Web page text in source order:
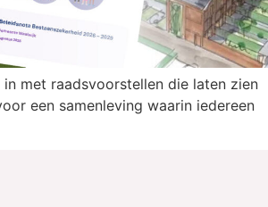
met raadsvoorstellen die laten zien
een samenleving waarin iedereen